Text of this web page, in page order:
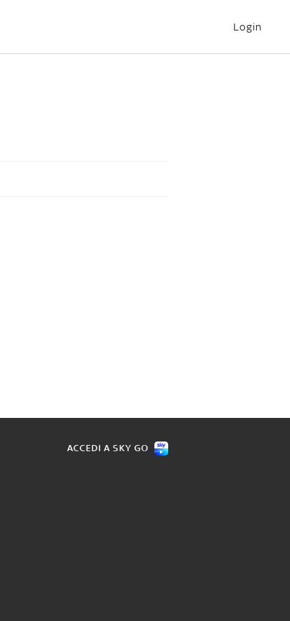
Login
ACCEDI A SKY GO